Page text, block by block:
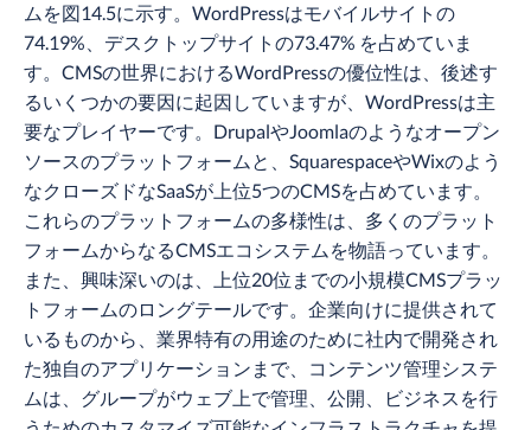
ムを図14.5に示す。WordPressはモバイルサイトの
74.19%、デスクトップサイトの73.47% を占めていま
す。CMSの世界におけるWordPressの優位性は、後述す
るいくつかの要因に起因していますが、WordPressは主
要なプレイヤーです。DrupalやJoomlaのようなオープン
ソースのプラットフォームと、SquarespaceやWixのよう
なクローズドなSaaSが上位5つのCMSを占めています。
これらのプラットフォームの多様性は、多くのプラット
フォームからなるCMSエコシステムを物語っています。
また、興味深いのは、上位20位までの小規模CMSプラッ
トフォームのロングテールです。企業向けに提供されて
いるものから、業界特有の用途のために社内で開発され
た独自のアプリケーションまで、コンテンツ管理システ
ムは、グループがウェブ上で管理、公開、ビジネスを行